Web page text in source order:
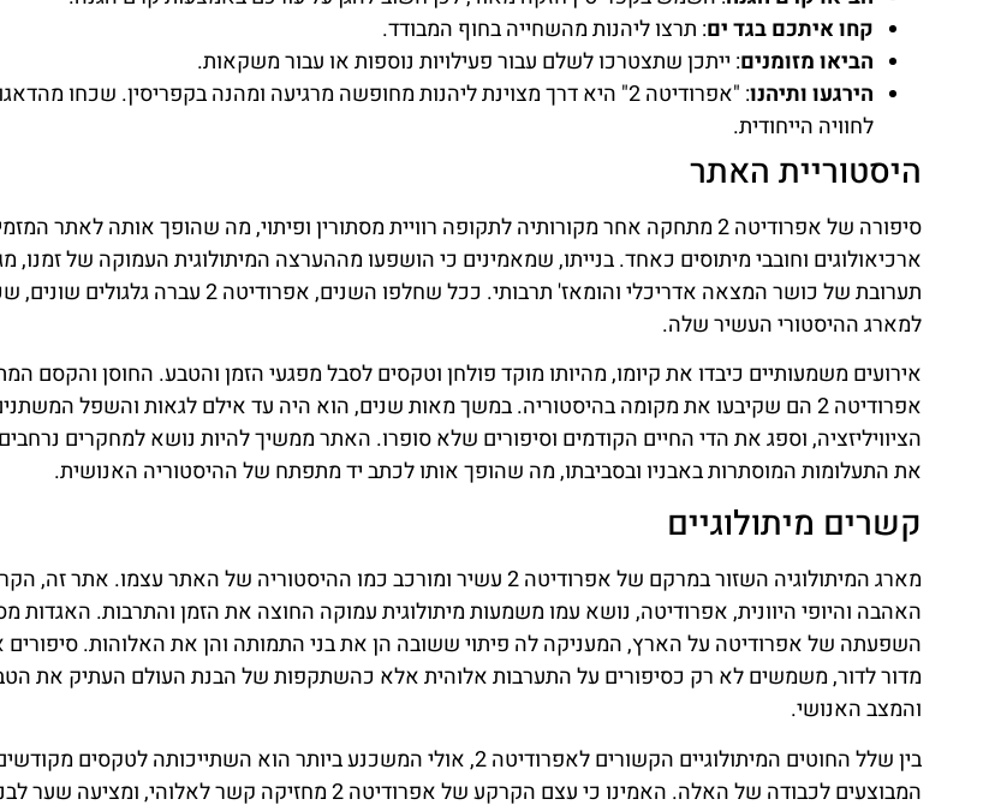
קחו איתכם בגד ים: תרצו ליהנות מהשחייה בחוף המבודד.
הביאו מזומנים: ייתכן שתצטרכו לשלם עבור פעילויות נוספות או עבור משקאות.
הירגעו ותיהנו
: "אפרודיטה 2" היא דרך מצוינת ליהנות מחופשה מרגיעה ומהנה בקפריסין. שכחו
לחוויה הייחודית.
היסטוריית האתר
סיפורה של אפרודיטה 2 מתחקה אחר מקורותיה לתקופה רוויית מסתורין ופיתוי, מה שהופך אותה לאתר
ארכיאולוגים וחובבי מיתוסים כאחד. בנייתו, שמאמינים כי הושפעו מההערצה המיתולוגית העמוקה של זמנו,
תערובת של כושר המצאה אדריכלי והומאז' תרבותי. ככל שחלפו
למארג ההיסטורי העשיר שלה.
אירועים משמעותיים כיבדו את קיומו, מהיותו מוקד פולחן וטקסים לסבל מפגעי הזמן והטבע. החוסן והקסם
אפרודיטה 2 הם שקיבעו את מקומה בהיסטוריה. במשך מאות שנים, הוא היה עד אילם לגאות והשפל
הציוויליזציה, וספג את הדי החיים הקודמים וסיפורים שלא סופרו. האתר ממשיך להיות נושא למחקרים
את התעלומות המוסתרות באבניו ובסביבתו, מה שהופך אותו לכתב יד מתפתח של ההיסטוריה האנושית.
קשרים מיתולוגיים
מארג המיתולוגיה השזור במרקם של אפרודיטה 2 עשיר ומורכב כמו ההיסטוריה של האתר עצמו.
האהבה והיופי היוונית, אפרודיטה, נושא עמו משמעות מיתולוגית עמוקה החוצה את הזמן והתרבות. האגדות
השפעתה של אפרודיטה על הארץ, המעניקה לה פיתוי ששובה הן את בני התמותה והן את האלוהות. סיפורים
מדור לדור, משמשים לא רק כסיפורים על התערבות אלוהית אלא כהשתקפות של הבנת העולם העתיק את
והמצב האנושי.
בין שלל החוטים המיתולוגיים הקשורים לאפרודיטה 2, אולי המשכנע ביותר הוא השתייכותה
המבוצעים לכבודה של האלה. האמינו כי עצם הקרקע של אפרודיטה 2 מחזיקה קשר לאלוהי,